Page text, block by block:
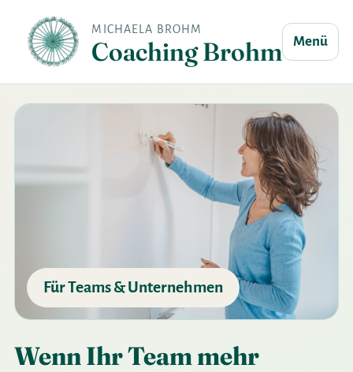
MICHAELA BROHM
Coaching Brohm Menü
Für Teams & Unternehmen
Wenn Ihr Team mehr